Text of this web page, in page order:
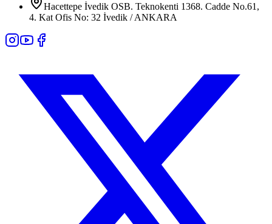
Hacettepe İvedik OSB. Teknokenti 1368. Cadde No.61,
4. Kat Ofis No: 32 İvedik / ANKARA